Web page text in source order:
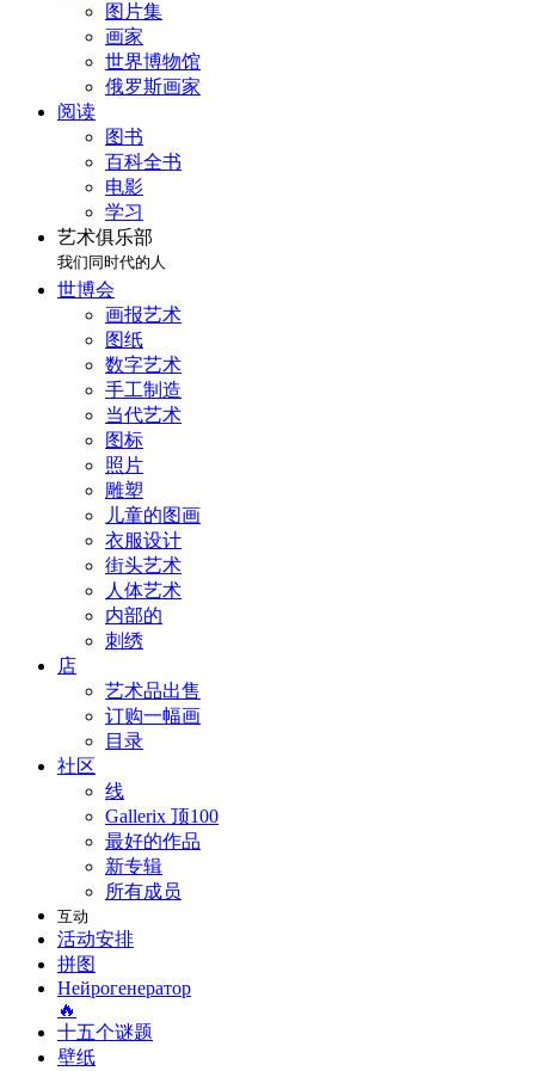
图片集
画家
世界博物馆
俄罗斯画家
阅读
图书
百科全书
电影
学习
艺术俱乐部
我们同时代的人
世博会
画报艺术
图纸
数字艺术
手工制造
当代艺术
图标
照片
雕塑
儿童的图画
衣服设计
街头艺术
人体艺术
内部的
刺绣
店
艺术品出售
订购一幅画
目录
社区
线
Gallerix 顶100
最好的作品
新专辑
所有成员
互动
活动安排
拼图
Нейрогенератор
🔥
十五个谜题
壁纸